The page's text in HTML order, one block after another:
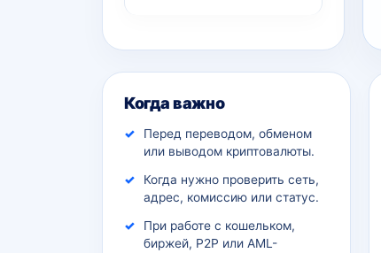
Дополнительный контекст
Когда важно
Перед переводом, обменом
или выводом криптовалюты.
Когда нужно проверить сеть,
адрес, комиссию или статус.
При работе с кошельком,
биржей, P2P или AML-